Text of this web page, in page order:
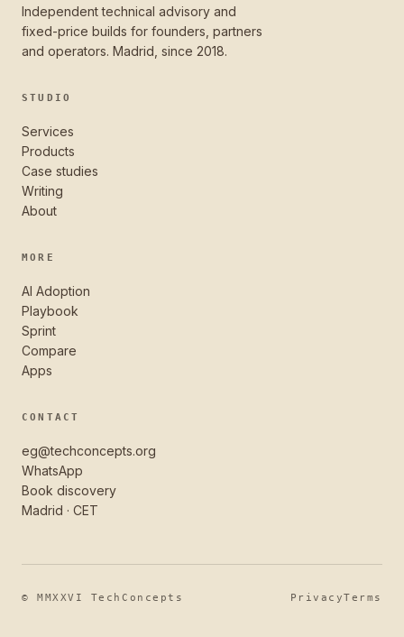
Independent technical advisory and
fixed-price builds for founders, partners
and operators. Madrid, since 2018.
STUDIO
Services
Products
Case studies
Writing
About
MORE
AI Adoption
Playbook
Sprint
Compare
Apps
CONTACT
eg@techconcepts.org
WhatsApp
Book discovery
Madrid · CET
© MMXXVI TechConcepts PrivacyTerms